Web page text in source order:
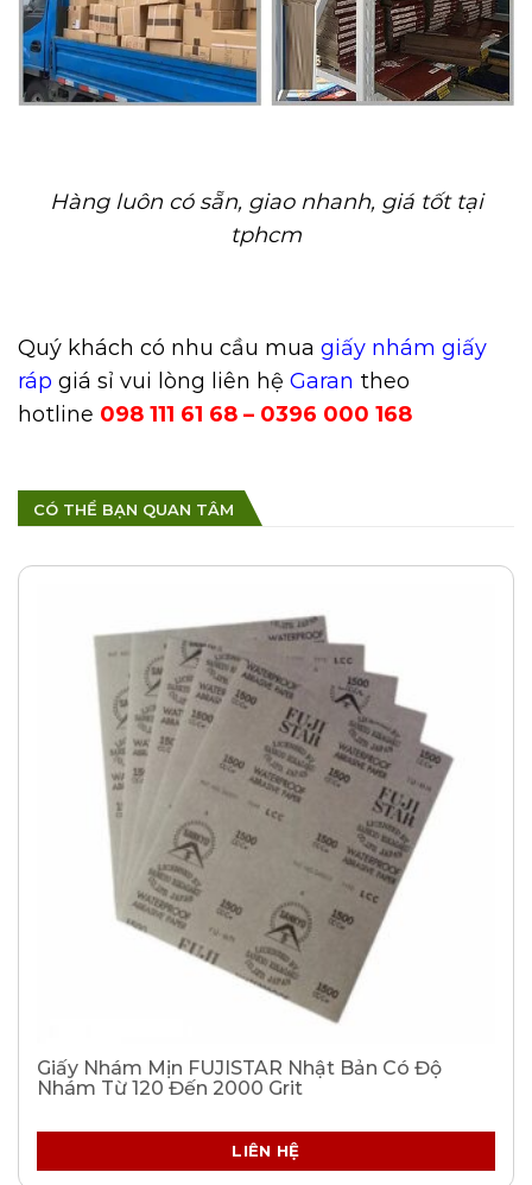
Hàng luôn có sẵn, giao nhanh, giá tốt tại
tphcm
Quý khách có nhu cầu mua giấy nhám giấy
ráp giá sỉ vui lòng liên hệ Garan theo
hotline 098 111 61 68 – 0396 000 168
CÓ THỂ BẠN QUAN TÂM
Giấy Nhám Mịn FUJISTAR Nhật Bản Có Độ
Nhám Từ 120 Đến 2000 Grit
LIÊN HỆ